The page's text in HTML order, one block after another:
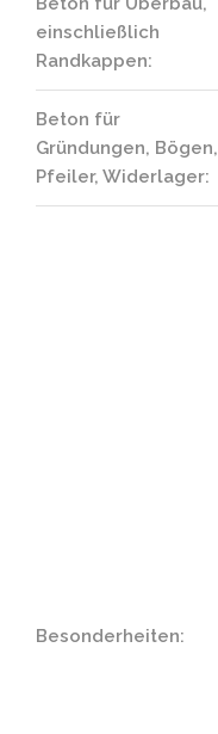
einschließlich
Randkappen:
Beton für
Gründungen, Bögen,
Pfeiler, Widerlager:
Besonderheiten: